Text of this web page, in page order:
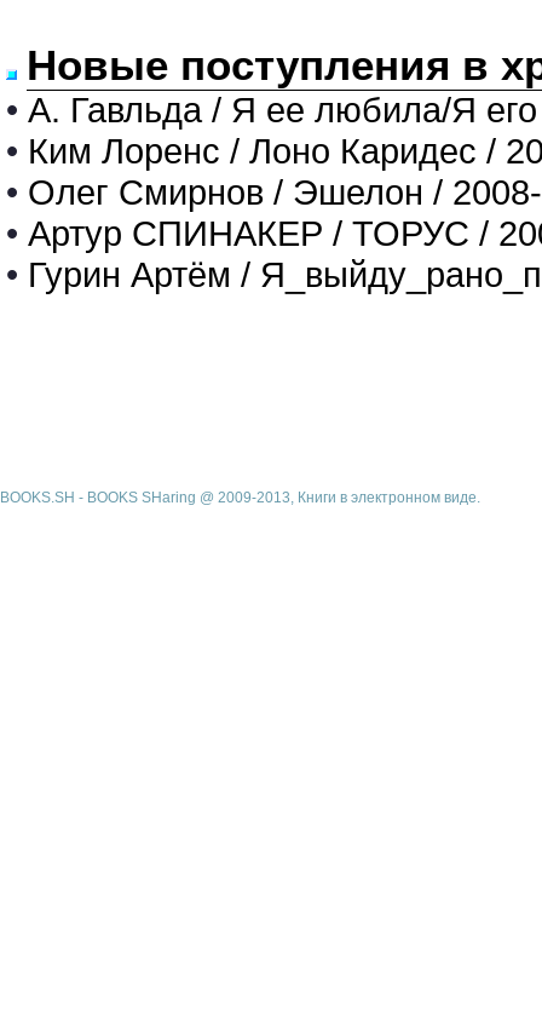
Новые поступления в
• А. Гавльда / Я ее любила/Я
• Ким Лоренс / Лоно Каридес /
• Олег Смирнов / Эшелон /
• Артур СПИНАКЕР / ТОРУС /
• Гурин Артём /
BOOKS.SH - BOOKS SHaring @ 2009-2013, Книги в электронном виде.